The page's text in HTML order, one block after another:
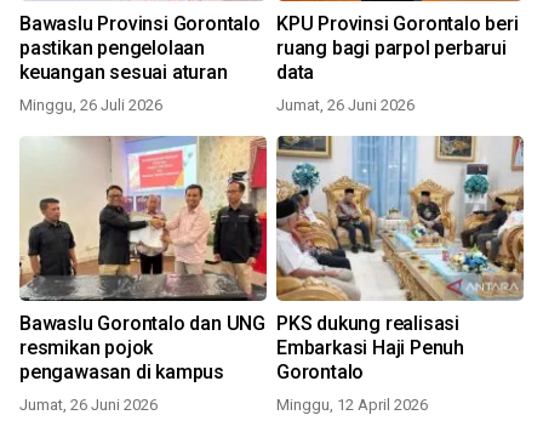
Bawaslu Provinsi Gorontalo
pastikan pengelolaan
keuangan sesuai aturan
Minggu, 26 Juli 2026
KPU Provinsi Gorontalo beri
ruang bagi parpol perbarui
data
Jumat, 26 Juni 2026
Bawaslu Gorontalo dan UNG
resmikan pojok
pengawasan di kampus
Jumat, 26 Juni 2026
PKS dukung realisasi
Embarkasi Haji Penuh
Gorontalo
Minggu, 12 April 2026